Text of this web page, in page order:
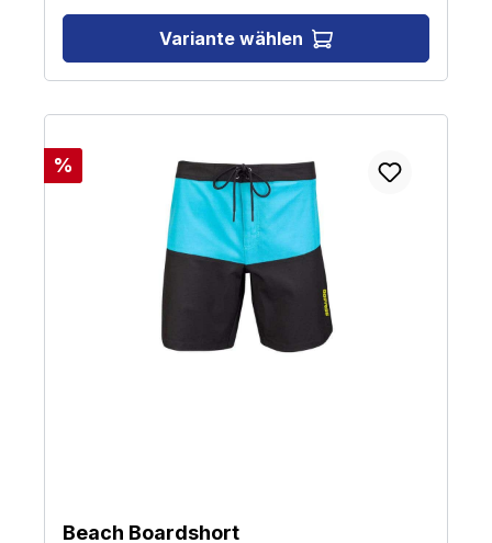
Variante wählen
Rabatt
%
Beach Boardshort